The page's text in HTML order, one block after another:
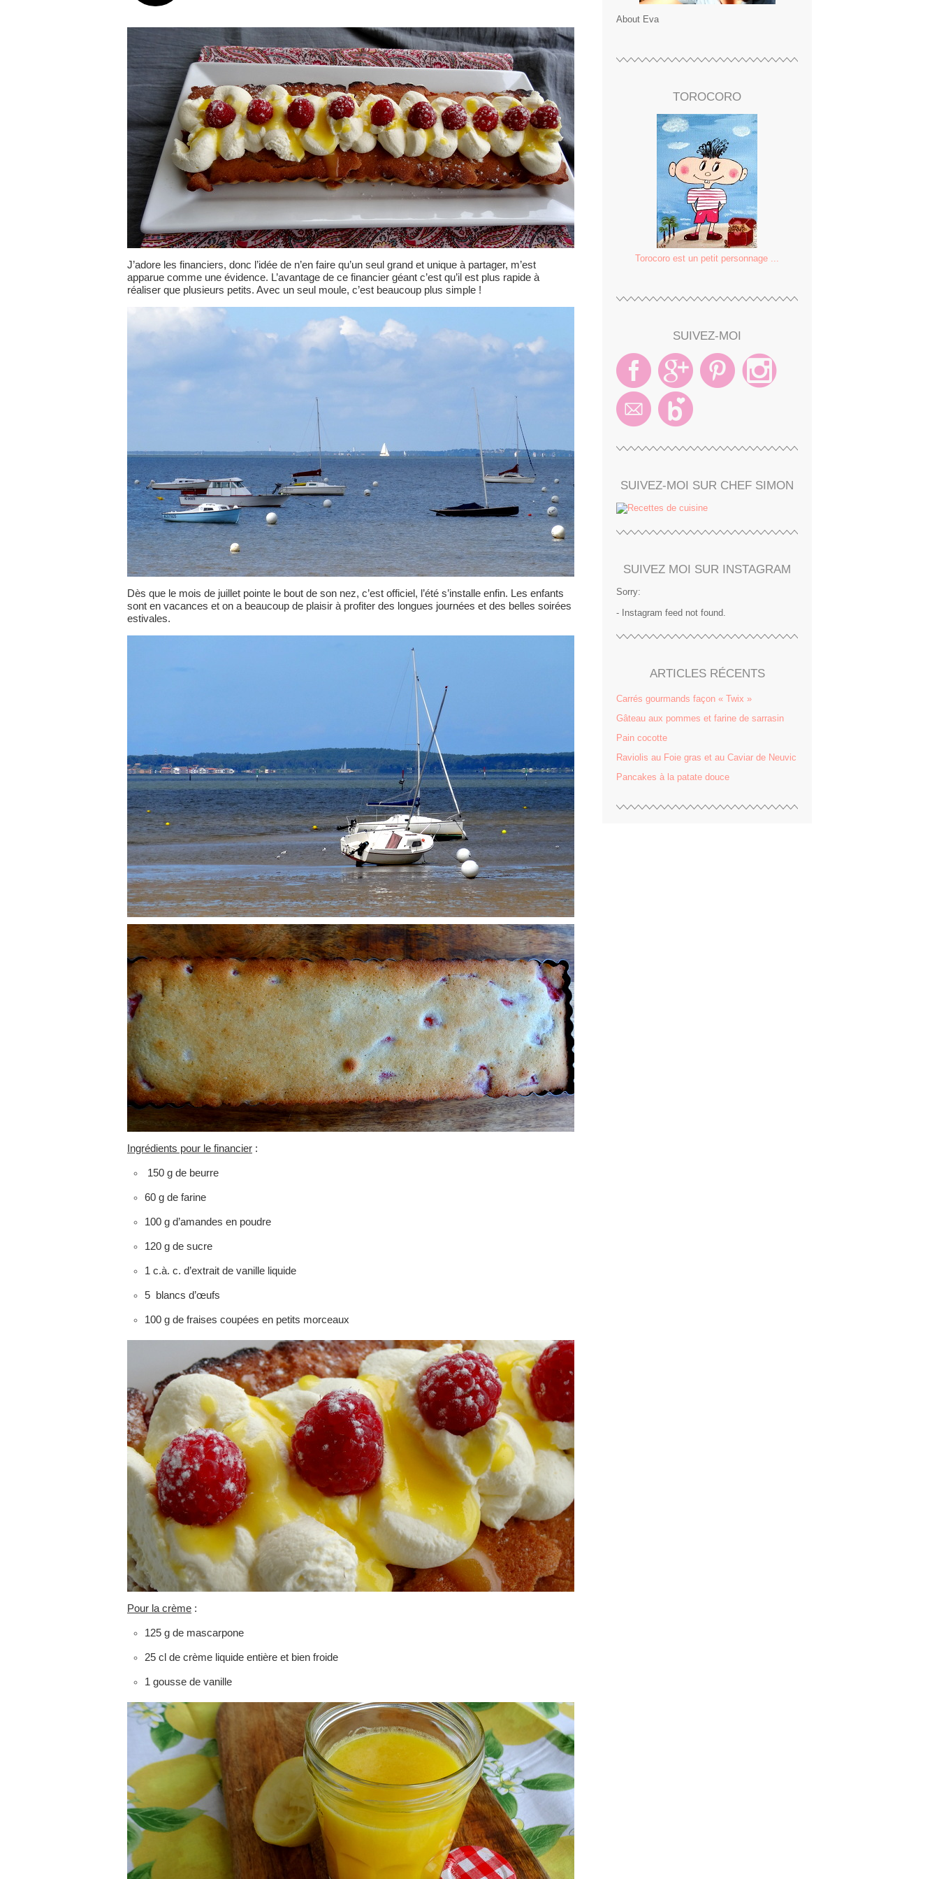
J’adore les financiers, donc l’idée de n’en faire qu’un seul grand et unique à partager, m’est
apparue comme une évidence. L’avantage de ce financier géant c’est qu’il est plus rapide à
réaliser que plusieurs petits. Avec un seul moule, c’est beaucoup plus simple !
Dès que le mois de juillet pointe le bout de son nez, c’est officiel, l’été s’installe enfin. Les enfants
sont en vacances et on a beaucoup de plaisir à profiter des longues journées et des belles soirées
estivales.
Ingrédients pour le financier :
150 g de beurre
60 g de farine
100 g d’amandes en poudre
120 g de sucre
1 c.à. c. d’extrait de vanille liquide
5 blancs d’œufs
100 g de fraises coupées en petits morceaux
Pour la crème :
125 g de mascarpone
25 cl de crème liquide entière et bien froide
1 gousse de vanille
About Eva
TOROCORO
Torocoro est un petit personnage ...
SUIVEZ-MOI
SUIVEZ-MOI SUR CHEF SIMON
SUIVEZ MOI SUR INSTAGRAM
Sorry:
- Instagram feed not found.
ARTICLES RÉCENTS
Carrés gourmands façon « Twix »
Gâteau aux pommes et farine de sarrasin
Pain cocotte
Raviolis au Foie gras et au Caviar de Neuvic
Pancakes à la patate douce